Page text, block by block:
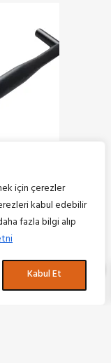
için çerezler
kabul edebilir
fazla bilgi alıp
Kabul Et